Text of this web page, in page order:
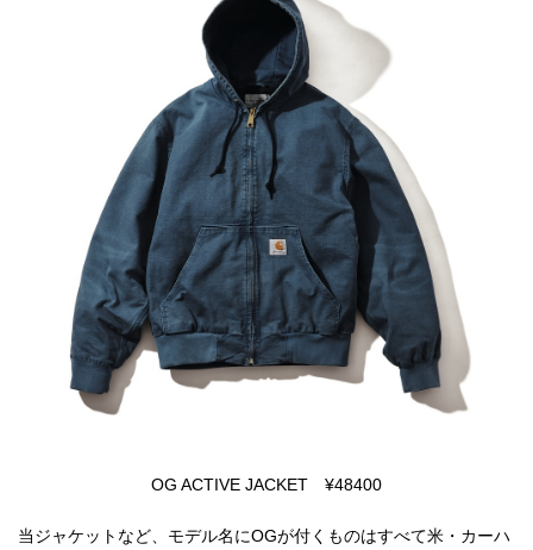
OG ACTIVE JACKET ¥48400
当ジャケットなど、モデル名にOGが付くものはすべて米・カーハ